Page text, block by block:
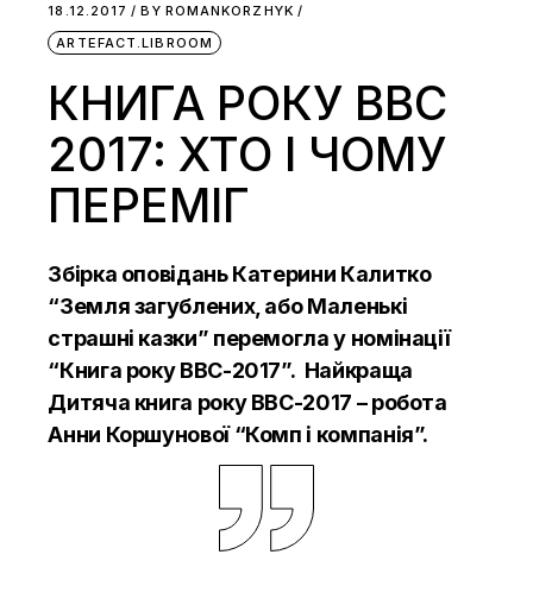
18.12.2017 BY ROMANKORZHYK
ARTEFACT.LIBROOM
КНИГА РОКУ ВВС
2017: ХТО І ЧОМУ
ПЕРЕМІГ
Збірка оповідань Катерини Калитко
“Земля загублених, або Маленькі
страшні казки” перемогла у номінації
“Книга року ВВС-2017”. Найкраща
Дитяча книга року ВВС-2017 – робота
Анни Коршунової “Комп і компанія”.